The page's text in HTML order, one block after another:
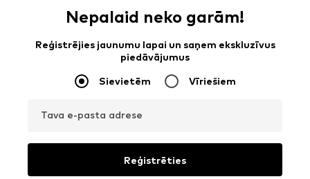
Nepalaid neko garām!
Reģistrējies jaunumu lapai un saņem ekskluzīvus
piedāvājumus
Sievietēm Vīriešiem
Tava e-pasta adrese
Reģistrēties